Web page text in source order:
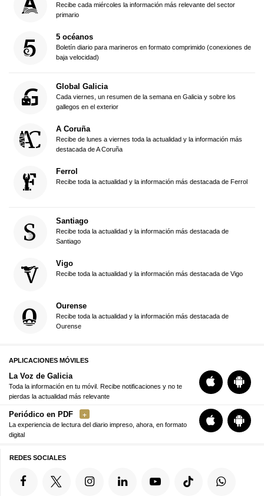
Recibe cada miércoles la información más relevante del sector
primario
5 océanos
Boletín diario para marineros en formato comprimido (conexiones de
baja velocidad)
Global Galicia
Cada viernes, un resumen de la semana en Galicia y sobre los
gallegos en el exterior
A Coruña
Recibe de lunes a viernes toda la actualidad y la información más
destacada de A Coruña
Ferrol
Recibe toda la actualidad y la información más destacada de Ferrol
Santiago
Recibe toda la actualidad y la información más destacada de
Santiago
Vigo
Recibe toda la actualidad y la información más destacada de Vigo
Ourense
Recibe toda la actualidad y la información más destacada de
Ourense
APLICACIONES MÓVILES
La Voz de Galicia
Toda la información en tu móvil. Recibe notificaciones y no te
pierdas la actualidad más relevante
Periódico en PDF
La experiencia de lectura del diario impreso, ahora, en formato
digital
REDES SOCIALES